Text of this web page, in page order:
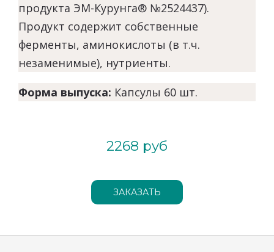
продукта ЭМ-Курунга® №2524437).
Продукт содержит собственные
ферменты, аминокислоты (в т.ч.
незаменимые), нутриенты.
Форма выпуска: Капсулы 60 шт.
2268 руб